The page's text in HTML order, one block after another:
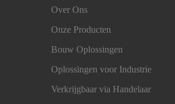
Over Ons
Onze Producten
Bouw Oplossingen
Oplossingen voor Industrie
Verkrijgbaar via Handelaar